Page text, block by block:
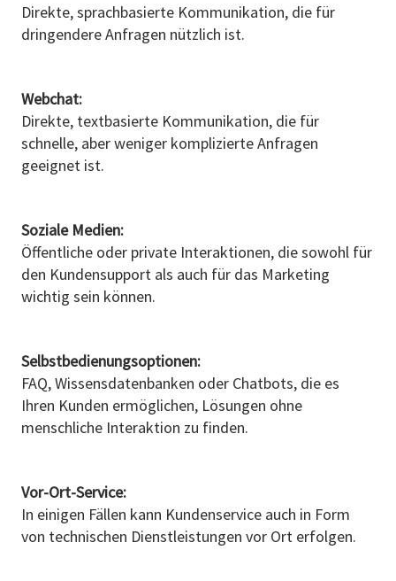
Direkte, sprachbasierte Kommunikation, die für
dringendere Anfragen nützlich ist.
Webchat:
Direkte, textbasierte Kommunikation, die für
schnelle, aber weniger komplizierte Anfragen
geeignet ist.
Soziale Medien:
Öffentliche oder private Interaktionen, die sowohl für
den Kundensupport als auch für das Marketing
wichtig sein können.
Selbstbedienungsoptionen:
FAQ, Wissensdatenbanken oder Chatbots, die es
Ihren Kunden ermöglichen, Lösungen ohne
menschliche Interaktion zu finden.
Vor-Ort-Service:
In einigen Fällen kann Kundenservice auch in Form
von technischen Dienstleistungen vor Ort erfolgen.